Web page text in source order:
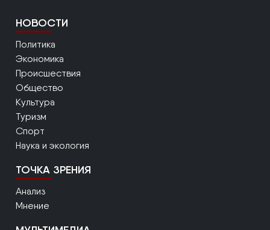
НОВОСТИ
Политика
Экономика
Происшествия
Общество
Культура
Туризм
Спорт
Наука и экология
ТОЧКА ЗРЕНИЯ
Анализ
Мнение